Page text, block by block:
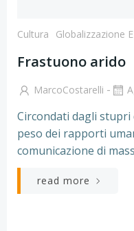
Cultura Globalizzazione
Frastuono arido
MarcoCostarelli -
Circondati dagli stupri
peso dei rapporti
comunicazione di
read more